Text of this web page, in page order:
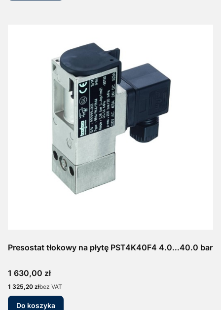
Presostat tłokowy na płytę PST4K40F4 4.0...40.0 bar
Cena
1 630,00 zł
Cena
1 325,20 złbez VAT
Do koszyka